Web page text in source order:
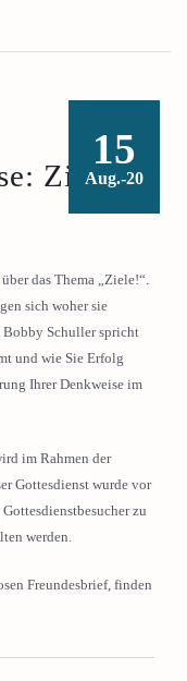
15
Aug.-20
Ziele!
das Thema „Ziele!“.
sich woher sie
Bobby Schuller spricht
und wie Sie Erfolg
Ihrer Denkweise im
im Rahmen der
Gottesdienst wurde vor
zu
werden.
Freundesbrief, finden